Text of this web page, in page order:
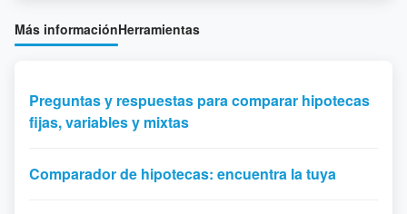
Más informaciónHerramientas
Preguntas y respuestas para comparar hipotecas
fijas, variables y mixtas
Comparador de hipotecas: encuentra la tuya